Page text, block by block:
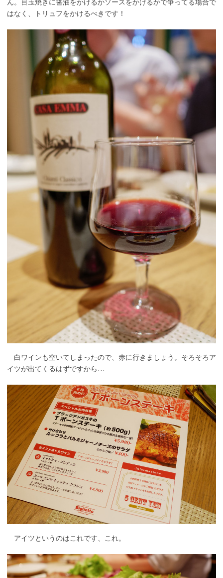
ん。目玉焼きに醤油をかけるかソースをかけるかで争ってる場合で
はなく、トリュフをかけるべきです！
白ワインも空いてしまったので、赤に行きましょう。そろそろア
イツが出てくるはずですから…
アイツというのはこれです、これ。